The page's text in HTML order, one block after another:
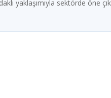
yaklaşımıyla sektörde öne